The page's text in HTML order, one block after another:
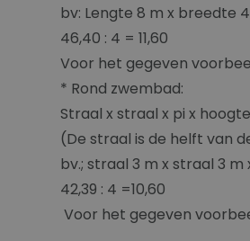
bv: Lengte 8 m x breedte
46,40 : 4 = 11,60
Voor het gegeven
* Rond zwembad:
Straal x straal x pi x hoogte
(De straal is de helft van
bv.; straal 3 m x straal 3 m
42,39 : 4 =10,60
Voor het gegeven